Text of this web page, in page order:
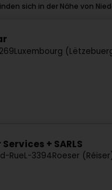
sich in der Nähe von
Luxembourg
+ SARLS
RueL-3394Roeser